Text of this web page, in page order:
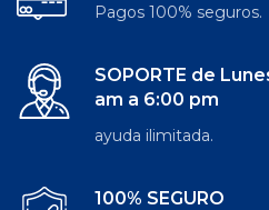
Pagos 100% seguros.
SOPORTE de
am a 6:00 pm
ayuda ilimitada.
100% SEGURO